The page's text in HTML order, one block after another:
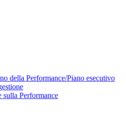
della Performance/Piano esecutivo
sulla Performance